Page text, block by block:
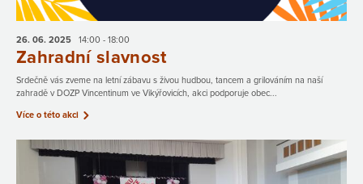
26. 06. 2025 14:00 - 18:00
Zahradní slavnost
Srdečně vás zveme na letní zábavu s živou hudbou, tancem a grilováním na naší
zahradě v DOZP Vincentinum ve Vikýřovicích, akci podporuje obec...
Více o této akci